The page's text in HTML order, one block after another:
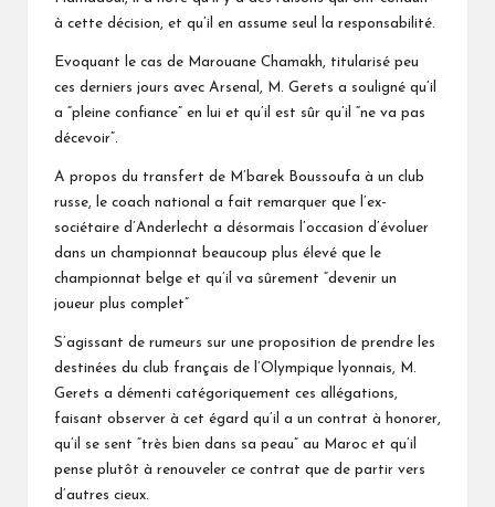
à cette décision, et qu’il en assume seul la responsabilité.
Evoquant le cas de Marouane Chamakh, titularisé peu
ces derniers jours avec Arsenal, M. Gerets a souligné qu’il
a “pleine confiance” en lui et qu’il est sûr qu’il “ne va pas
décevoir”.
A propos du transfert de M’barek Boussoufa à un club
russe, le coach national a fait remarquer que l’ex-
sociétaire d’Anderlecht a désormais l’occasion d’évoluer
dans un championnat beaucoup plus élevé que le
championnat belge et qu’il va sûrement “devenir un
joueur plus complet”
S’agissant de rumeurs sur une proposition de prendre les
destinées du club français de l’Olympique lyonnais, M.
Gerets a démenti catégoriquement ces allégations,
faisant observer à cet égard qu’il a un contrat à honorer,
qu’il se sent “très bien dans sa peau” au Maroc et qu’il
pense plutôt à renouveler ce contrat que de partir vers
d’autres cieux.